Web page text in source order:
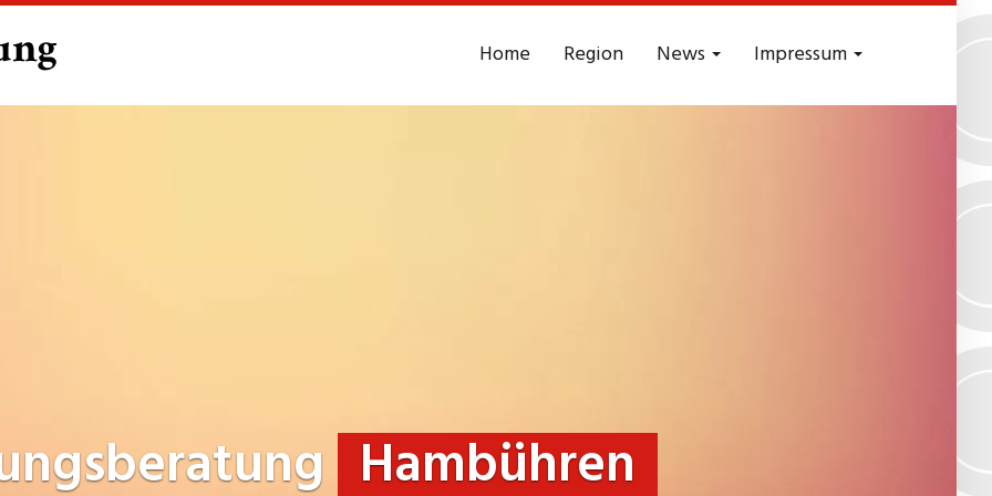
Home Region News Impressum
Hambühren